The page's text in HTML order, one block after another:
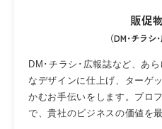
販促
（DM･チラシ
DM･チラシ･広報誌など、あ
なデザインに仕上げ、ターゲ
かむお手伝いをします。プロ
で、貴社のビジネスの価値を